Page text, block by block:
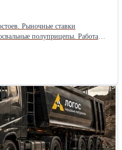
Рыночные ставки
полуприцепы. Работа
выплаты строго по расписанию.
и стабильные выплаты